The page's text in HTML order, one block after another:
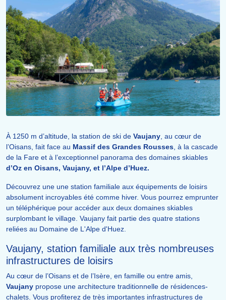
À 1250 m d’altitude, la station de ski de Vaujany, au cœur de
l’Oisans, fait face au Massif des Grandes Rousses, à la cascade
de la Fare et à l’exceptionnel panorama des domaines skiables
d’Oz en Oisans, Vaujany, et l’Alpe d’Huez.
Découvrez une une station familiale aux équipements de loisirs
absolument incroyables été comme hiver. Vous pourrez emprunter
un téléphérique pour accéder aux deux domaines skiables
surplombant le village. Vaujany fait partie des quatre stations
reliées au Domaine de L'Alpe d'Huez.
Vaujany, station familiale aux très nombreuses
infrastructures de loisirs
Au cœur de l’Oisans et de l’Isère, en famille ou entre amis,
Vaujany propose une architecture traditionnelle de résidences-
chalets. Vous profiterez de très importantes infrastructures de